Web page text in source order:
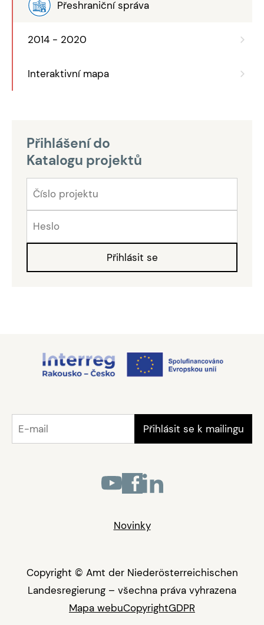
Přeshraniční správa
2014 - 2020
Interaktivní mapa
Přihlášení do
Katalogu projektů
Novinky
Copyright © Amt der Niederösterreichischen
Landesregierung – všechna práva vyhrazena
Mapa webuCopyrightGDPR